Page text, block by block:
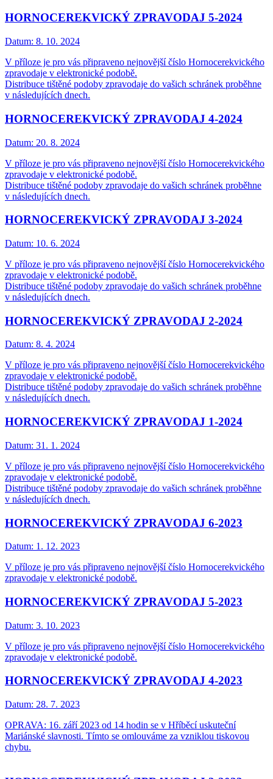
HORNOCEREKVICKÝ ZPRAVODAJ 5-2024
Datum: 8. 10. 2024
V příloze je pro vás připraveno nejnovější číslo Hornocerekvického
zpravodaje v elektronické podobě.
Distribuce tištěné podoby zpravodaje do vašich schránek proběhne
v následujících dnech.
HORNOCEREKVICKÝ ZPRAVODAJ 4-2024
Datum: 20. 8. 2024
V příloze je pro vás připraveno nejnovější číslo Hornocerekvického
zpravodaje v elektronické podobě.
Distribuce tištěné podoby zpravodaje do vašich schránek proběhne
v následujících dnech.
HORNOCEREKVICKÝ ZPRAVODAJ 3-2024
Datum: 10. 6. 2024
V příloze je pro vás připraveno nejnovější číslo Hornocerekvického
zpravodaje v elektronické podobě.
Distribuce tištěné podoby zpravodaje do vašich schránek proběhne
v následujících dnech.
HORNOCEREKVICKÝ ZPRAVODAJ 2-2024
Datum: 8. 4. 2024
V příloze je pro vás připraveno nejnovější číslo Hornocerekvického
zpravodaje v elektronické podobě.
Distribuce tištěné podoby zpravodaje do vašich schránek proběhne
v následujících dnech.
HORNOCEREKVICKÝ ZPRAVODAJ 1-2024
Datum: 31. 1. 2024
V příloze je pro vás připraveno nejnovější číslo Hornocerekvického
zpravodaje v elektronické podobě.
Distribuce tištěné podoby zpravodaje do vašich schránek proběhne
v následujících dnech.
HORNOCEREKVICKÝ ZPRAVODAJ 6-2023
Datum: 1. 12. 2023
V příloze je pro vás připraveno nejnovější číslo Hornocerekvického
zpravodaje v elektronické podobě.
HORNOCEREKVICKÝ ZPRAVODAJ 5-2023
Datum: 3. 10. 2023
V příloze je pro vás připraveno nejnovější číslo Hornocerekvického
zpravodaje v elektronické podobě.
HORNOCEREKVICKÝ ZPRAVODAJ 4-2023
Datum: 28. 7. 2023
OPRAVA: 16. září 2023 od 14 hodin se v Hříběcí uskuteční
Mariánské slavnosti. Tímto se omlouváme za vzniklou tiskovou
chybu.